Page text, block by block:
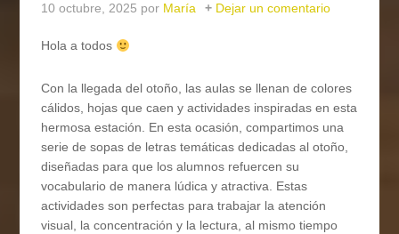
10 octubre, 2025 por María Dejar un comentario
Hola a todos
Con la llegada del otoño, las aulas se llenan de colores
cálidos, hojas que caen y actividades inspiradas en esta
hermosa estación. En esta ocasión, compartimos una
serie de sopas de letras temáticas dedicadas al otoño,
diseñadas para que los alumnos refuercen su
vocabulario de manera lúdica y atractiva. Estas
actividades son perfectas para trabajar la atención
visual, la concentración y la lectura, al mismo tiempo